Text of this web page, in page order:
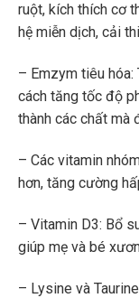
ruột, kích thích cơ
hệ miễn dịch, cải
– Emzym tiêu
cách tăng tốc độ
thành các chất mà
– Các vitamin
hơn, tăng cường
– Vitamin D3: Bổ
giúp mẹ và bé
– Lysine và